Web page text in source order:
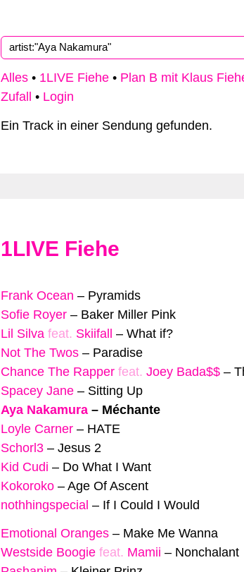
Alles • 1LIVE Fiehe • Plan B mit Klaus
Zufall
• Login
Ein Track in einer Sendung gefunden.
1LIVE Fiehe
Frank Ocean – Pyramids
Sofie Royer – Baker Miller Pink
Lil Silva feat. Skiifall – What if?
Not The Twos – Paradise
Chance The Rapper feat. Joey Bada$$ –
Spacey Jane – Sitting Up
Aya Nakamura – Méchante
Loyle Carner – HATE
Schorl3 – Jesus 2
Kid Cudi – Do What I Want
Kokoroko – Age Of Ascent
nothhingspecial – If I Could I Would
Emotional Oranges – Make Me Wanna
Westside Boogie feat. Mamii – Nonchalant